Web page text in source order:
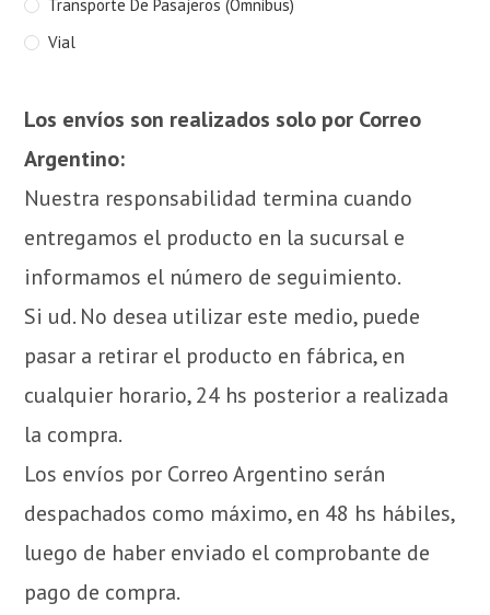
Transporte De Pasajeros (Omnibus)
Vial
Los envíos son realizados solo por Correo
Argentino:
Nuestra responsabilidad termina cuando
entregamos el producto en la sucursal e
informamos el número de seguimiento.
Si ud. No desea utilizar este medio, puede
pasar a retirar el producto en fábrica, en
cualquier horario, 24 hs posterior a realizada
la compra.
Los envíos por Correo Argentino serán
despachados como máximo, en 48 hs hábiles,
luego de haber enviado el comprobante de
pago de compra.